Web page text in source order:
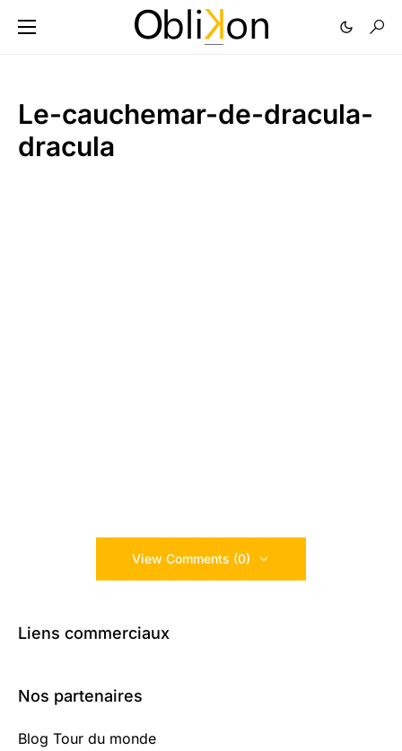
Le-cauchemar-de-dracula-
dracula
View Comments (0)
Liens commerciaux
Nos partenaires
Blog Tour du monde